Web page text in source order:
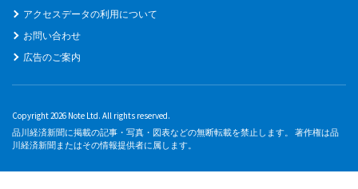
アクセスデータの利用について
お問い合わせ
広告のご案内
Copyright 2026 Note Ltd. All rights reserved.
品川経済新聞に掲載の記事・写真・図表などの無断転載を禁止します。 著作権は品
川経済新聞またはその情報提供者に属します。